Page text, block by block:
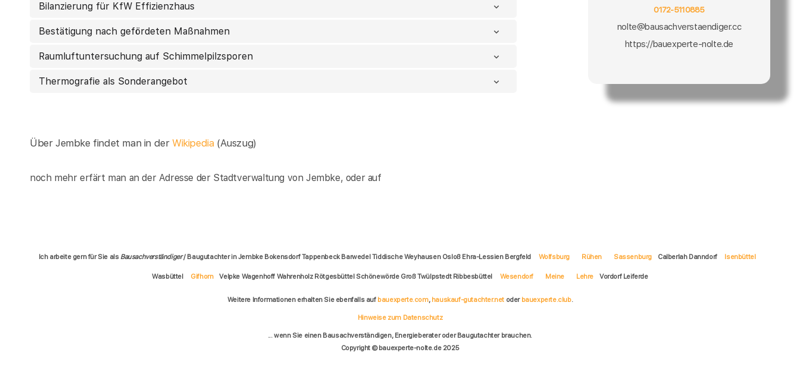
Bilanzierung für KfW Effizienzhaus
Bestätigung nach gefördeten Maßnahmen
Raumluftuntersuchung auf Schimmelpilzsporen
Thermografie als Sonderangebot
Über Jembke findet man in derWikipedia (Auszug)
noch mehr erfärt man an der Adresse der Stadtverwaltung von Jembke, oder auf
0172-5110885
nolte@bausachverstaendiger.cc
https://bauexperte-nolte.de
Ich arbeite gern für Sie als Bausachverständiger/ Baugutachter in Jembke Bokensdorf Tappenbeck Barwedel Tiddische Weyhausen Osloß Ehra-Lessien Bergfeld Wolfsburg Rühen Sassenburg Calberlah Danndorf Isenbüttel
Wasbüttel Gifhorn Velpke Wagenhoff Wahrenholz Rötgesbüttel Schönewörde Groß Twülpstedt Ribbesbüttel Wesendorf Meine Lehre Vordorf Leiferde
Weitere Informationen erhalten Sie ebenfalls auf bauexperte.com, hauskauf-gutachter.net oder bauexperte.club.
Hinweise zum Datenschutz
... wenn Sie einen Bausachverständigen, Energieberater oder Baugutachter brauchen.
Copyright © bauexperte-nolte.de 2025